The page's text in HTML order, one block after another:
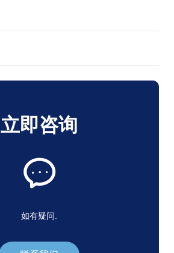
立即咨询
如有疑问.